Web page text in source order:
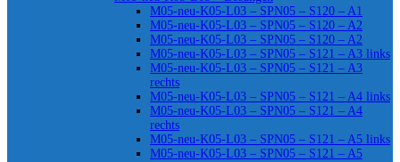
M05-neu-K05-L03 – SPN05 – S120 – A1
M05-neu-K05-L03 – SPN05 – S120 – A2
M05-neu-K05-L03 – SPN05 – S120 – A2
M05-neu-K05-L03 – SPN05 – S121 – A3 links
M05-neu-K05-L03 – SPN05 – S121 – A3
rechts
M05-neu-K05-L03 – SPN05 – S121 – A4 links
M05-neu-K05-L03 – SPN05 – S121 – A4
rechts
M05-neu-K05-L03 – SPN05 – S121 – A5 links
M05-neu-K05-L03 – SPN05 – S121 – A5